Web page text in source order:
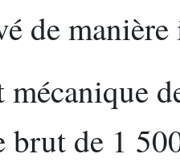
de manière
mécanique
brut de 1